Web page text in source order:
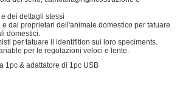
dei dettagli stessi
dai proprietari dell'animale domestico per tatuare
domestici.
per tatuare il identifition sui loro speciments.
per le regolazioni veloci e lente.
1pc & adattatore di 1pc USB